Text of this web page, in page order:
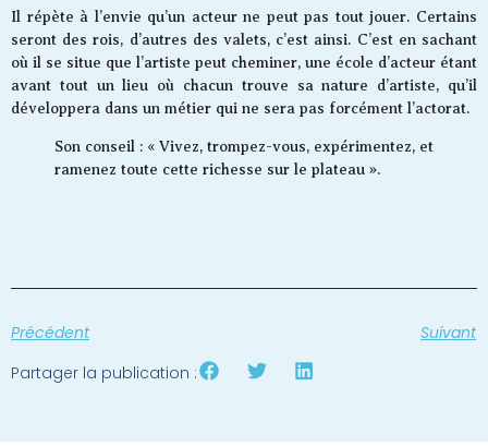
Il répète à l’envie qu’un acteur ne peut pas tout jouer. Certains
seront des rois, d’autres des valets, c’est ainsi. C’est en sachant
où il se situe que l’artiste peut cheminer, une école d’acteur étant
avant tout un lieu où chacun trouve sa nature d’artiste, qu’il
développera dans un métier qui ne sera pas forcément l’actorat.
Son conseil : « Vivez, trompez-vous, expérimentez, et
ramenez toute cette richesse sur le plateau ».
Précédent
Suivant
Partager la publication :